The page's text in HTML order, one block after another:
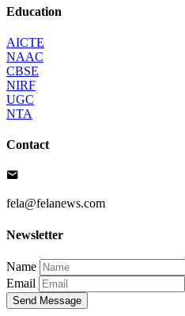
Education
AICTE
NAAC
CBSE
NIRF
UGC
NTA
Contact
fela@felanews.com
Newsletter
Name
Email
Send Message